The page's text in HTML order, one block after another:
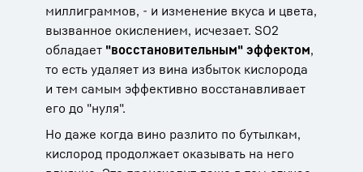
миллиграммов, - и изменение вкуса и цвета,
вызванное окислением, исчезает. SO2
обладает "восстановительным" эффектом,
то есть удаляет из вина избыток кислорода
и тем самым эффективно восстанавливает
его до "нуля".
Но даже когда вино разлито по бутылкам,
кислород продолжает оказывать на него